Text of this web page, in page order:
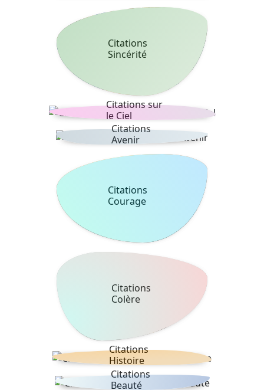
Citations
Sincérité
Citations sur
le Ciel
Citations
Avenir
Citations
Courage
Citations
Colère
Citations
Histoire
Citations
Beauté